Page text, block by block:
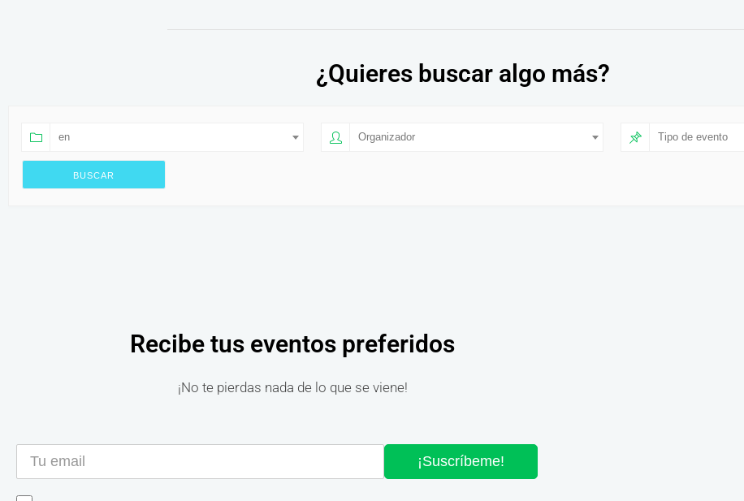
¿Quieres buscar algo más?
en Organizador Tipo de evento
Recibe tus eventos preferidos
¡No te pierdas nada de lo que se viene!
¡Suscríbeme!